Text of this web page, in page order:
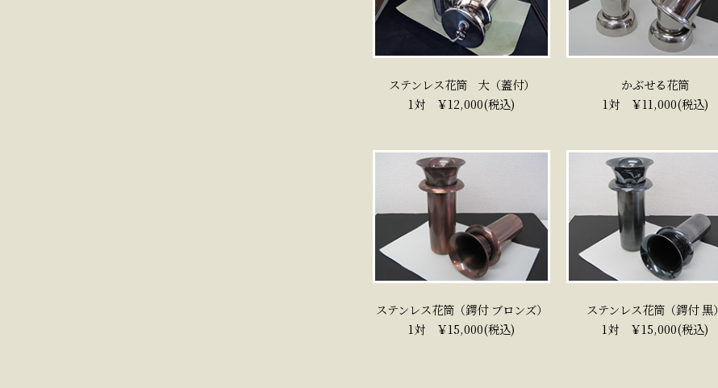
ステンレス花筒 大（蓋付）
1対 ￥12,000(税込)
かぶせる花筒
1対 ￥11,000(税込)
ステンレス花筒（鍔付 ブロンズ）
1対 ￥15,000(税込)
ステンレス花筒（鍔付 黒）
1対 ￥15,000(税込)